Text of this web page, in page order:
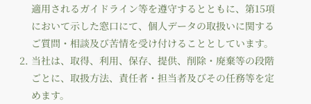
適用されるガイドライン等を遵守するとともに、第15項
において示した窓口にて、個人データの取扱いに関する
ご質問・相談及び苦情を受け付けることとしています。
当社は、取得、利用、保存、提供、削除・廃棄等の段階
ごとに、取扱方法、責任者・担当者及びその任務等を定
めます。